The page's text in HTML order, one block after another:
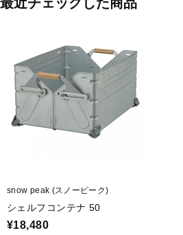
snow peak (スノーピーク)
シェルフコンテナ 50
¥18,480